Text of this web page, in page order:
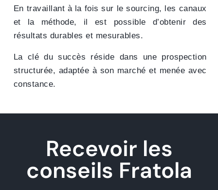
En travaillant à la fois sur le sourcing, les canaux
et la méthode, il est possible d’obtenir des
résultats durables et mesurables.
La clé du succès réside dans une prospection
structurée, adaptée à son marché et menée avec
constance.
Recevoir les
conseils Fratola